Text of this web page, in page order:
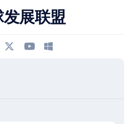
展联盟